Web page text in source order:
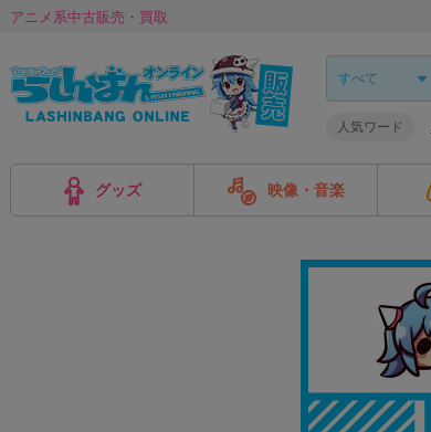
アニメ系中古販売・買取
人気ワード
グッズ 映像・音楽